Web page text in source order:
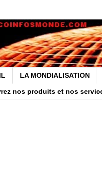
LA MONDIALISATION
nos produits et nos